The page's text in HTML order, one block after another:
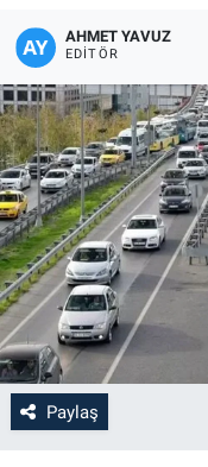
AHMET YAVUZ
EDITÖR
Paylaş